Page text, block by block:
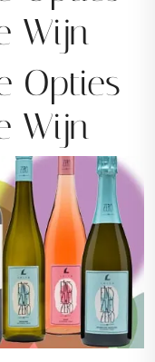
Wijn
Opties
Wijn